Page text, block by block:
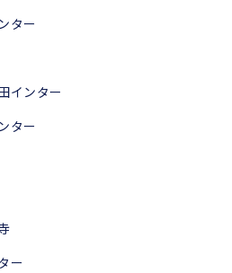
ター
インター
ター
ー